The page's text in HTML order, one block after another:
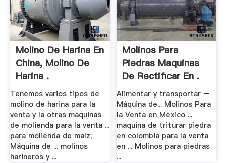
Molino De Harina En
China, Molino De
Harina .
Tenemos varios tipos de
molino de harina para la
venta y la otras máquinas
de molienda para la venta ...
para molienda de maíz;
Máquina de ... molinos
harineros y ...
Molinos Para
Piedras Maquinas
De Rectificar En .
Alimentar y transportar –
Máquina de... Molinos Para
la Venta en México ...
maquina de triturar piedra
en colombia para la venta
en ... Molinos para piedras
...